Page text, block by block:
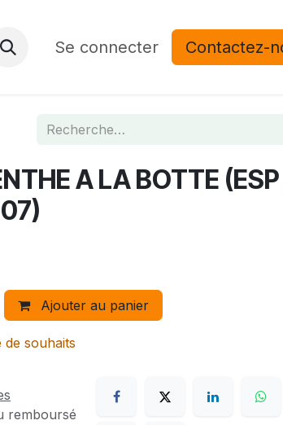
Se connecter Contactez-
A LA BOTTE
Ajouter au panier
de souhaits
remboursé